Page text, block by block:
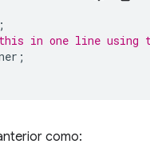
;
in one line using
;
como: